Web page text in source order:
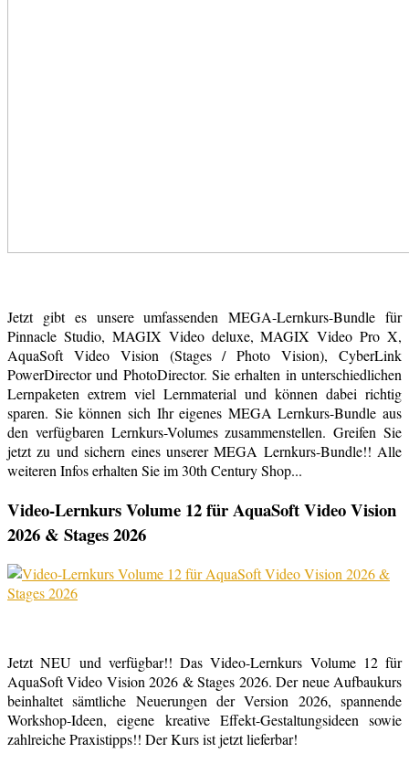
Jetzt gibt es unsere umfassenden MEGA-Lernkurs-Bundle für
Pinnacle Studio, MAGIX Video deluxe, MAGIX Video Pro X,
AquaSoft Video Vision (Stages / Photo Vision), CyberLink
PowerDirector und PhotoDirector. Sie erhalten in unterschiedlichen
Lernpaketen extrem viel Lernmaterial und können dabei richtig
sparen. Sie können sich Ihr eigenes MEGA Lernkurs-Bundle aus
den verfügbaren Lernkurs-Volumes zusammenstellen. Greifen Sie
jetzt zu und sichern eines unserer MEGA Lernkurs-Bundle!! Alle
weiteren Infos erhalten Sie im 30th Century Shop...
Video-Lernkurs Volume 12 für AquaSoft Video Vision
2026 & Stages 2026
Jetzt NEU und verfügbar!! Das Video-Lernkurs Volume 12 für
AquaSoft Video Vision 2026 & Stages 2026. Der neue Aufbaukurs
beinhaltet sämtliche Neuerungen der Version 2026, spannende
Workshop-Ideen, eigene kreative Effekt-Gestaltungsideen sowie
zahlreiche Praxistipps!! Der Kurs ist jetzt lieferbar!